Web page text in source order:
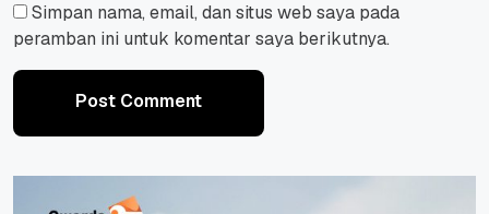
Simpan nama, email, dan situs web saya pada
peramban ini untuk komentar saya berikutnya.
Post Comment